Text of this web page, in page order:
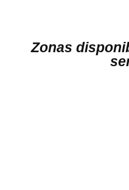
Zonas